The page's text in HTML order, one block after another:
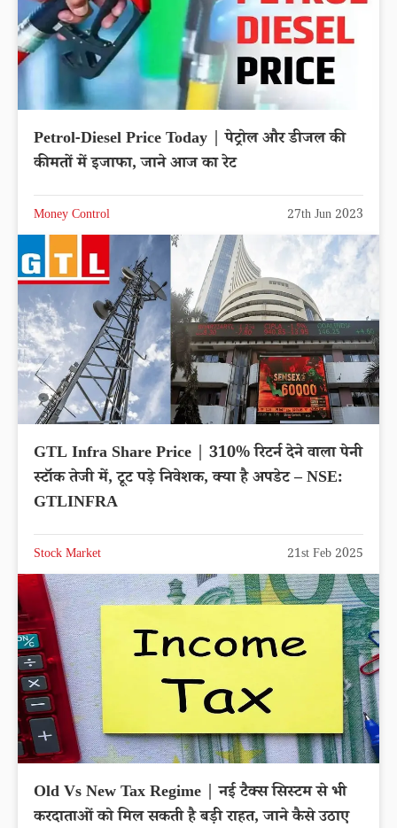
Petrol-Diesel Price Today | पेट्रोल और डीजल की
कीमतों में इजाफा, जाने आज का रेट
Money Control 27th Jun 2023
GTL Infra Share Price | 310% रिटर्न देने वाला पेनी
स्टॉक तेजी में, टूट पड़े निवेशक, क्या है अपडेट – NSE:
GTLINFRA
Stock Market 21st Feb 2025
Old Vs New Tax Regime | नई टैक्स सिस्टम से भी
करदाताओं को मिल सकती है बड़ी राहत, जाने कैसे उठाए